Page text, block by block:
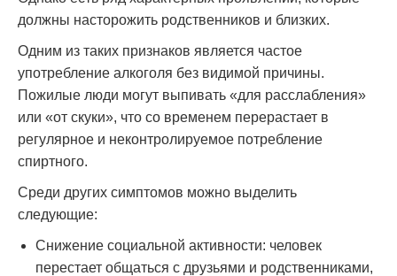
должны насторожить родственников и близких.
Одним из таких признаков является частое
употребление алкоголя без видимой причины.
Пожилые люди могут выпивать «для расслабления»
или «от скуки», что со временем перерастает в
регулярное и неконтролируемое потребление
спиртного.
Среди других симптомов можно выделить
следующие:
Снижение социальной активности: человек
перестает общаться с друзьями и родственниками,